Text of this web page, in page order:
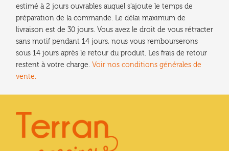
estimé à 2 jours ouvrables auquel s'ajoute le temps de
préparation de la commande. Le délai maximum de
livraison est de 30 jours. Vous avez le droit de vous rétracter
sans motif pendant 14 jours, nous vous rembourserons
sous 14 jours après le retour du produit. Les frais de retour
restent à votre charge. Voir nos conditions générales de
vente.